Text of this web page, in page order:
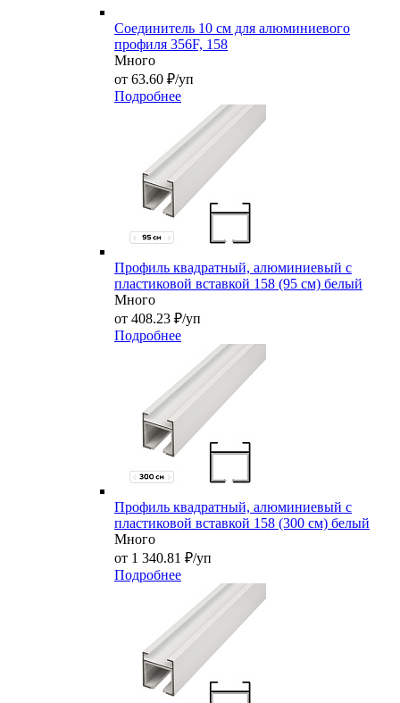
Соединитель 10 см для алюминиевого
профиля 356F, 158
Много
от 63.60 ₽/уп
Подробнее
Профиль квадратный, алюминиевый с
пластиковой вставкой 158 (95 см) белый
Много
от 408.23 ₽/уп
Подробнее
Профиль квадратный, алюминиевый с
пластиковой вставкой 158 (300 см) белый
Много
от 1 340.81 ₽/уп
Подробнее